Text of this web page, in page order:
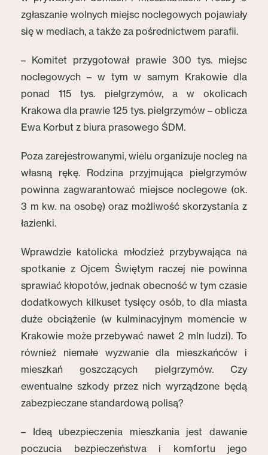
zgłaszanie wolnych miejsc noclegowych pojawiały
się w mediach, a także za pośrednictwem parafii.
– Komitet przygotował prawie 300 tys. miejsc
noclegowych – w tym w samym Krakowie dla
ponad 115 tys. pielgrzymów, a w okolicach
Krakowa dla prawie 125 tys. pielgrzymów – oblicza
Ewa Korbut z biura prasowego ŚDM.
Poza zarejestrowanymi, wielu organizuje nocleg na
własną rękę. Rodzina przyjmująca pielgrzymów
powinna zagwarantować miejsce noclegowe (ok.
3 m kw. na osobę) oraz możliwość skorzystania z
łazienki.
Wprawdzie katolicka młodzież przybywająca na
spotkanie z Ojcem Świętym raczej nie powinna
sprawiać kłopotów, jednak obecność w tym czasie
dodatkowych kilkuset tysięcy osób, to dla miasta
duże obciążenie (w kulminacyjnym momencie w
Krakowie może przebywać nawet 2 mln ludzi). To
również niemałe wyzwanie dla mieszkańców i
mieszkań goszczących pielgrzymów. Czy
ewentualne szkody przez nich wyrządzone będą
zabezpieczane standardową polisą?
– Ideą ubezpieczenia mieszkania jest dawanie
poczucia bezpieczeństwa i komfortu jego